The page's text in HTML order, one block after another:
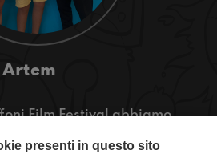
Film Festival abbiamo
parlato della sua storia e di
presenti in questo sito